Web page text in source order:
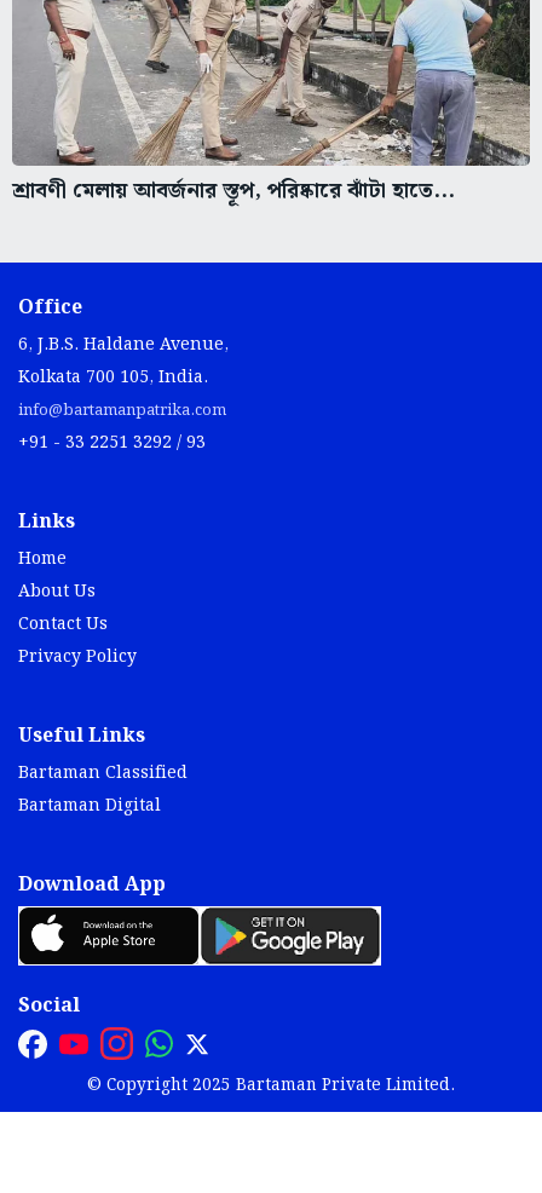
শ্রাবণী মেলায় আবর্জনার স্তূপ, পরিষ্কারে ঝাঁটা হাতে...
Office
6, J.B.S. Haldane Avenue,
Kolkata 700 105, India.
info@bartamanpatrika.com
+91 - 33 2251 3292 / 93
Links
Home
About Us
Contact Us
Privacy Policy
Useful Links
Bartaman Classified
Bartaman Digital
Download App
Social
© Copyright 2025 Bartaman Private Limited.